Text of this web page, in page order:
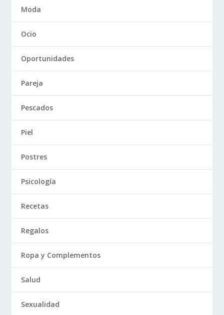
Moda
Ocio
Oportunidades
Pareja
Pescados
Piel
Postres
Psicología
Recetas
Regalos
Ropa y Complementos
Salud
Sexualidad